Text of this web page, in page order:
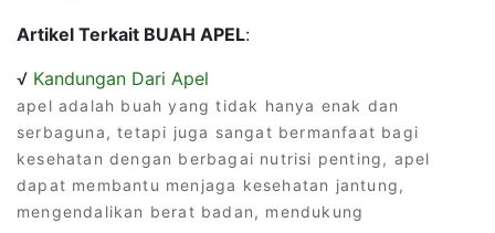
Artikel Terkait BUAH APEL:
√ Kandungan Dari Apel
apel adalah buah yang tidak hanya enak dan
serbaguna, tetapi juga sangat bermanfaat bagi
kesehatan dengan berbagai nutrisi penting, apel
dapat membantu menjaga kesehatan jantung,
mengendalikan berat badan, mendukung